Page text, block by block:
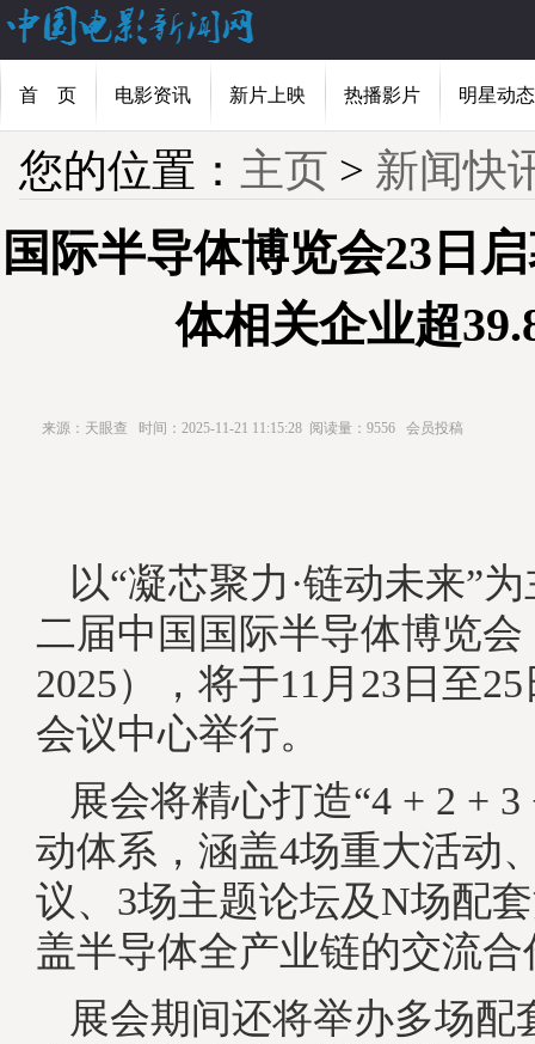
首 页 电影资讯 新片上映 热播影片 明星动态
您的位置： 主页 > 新闻快
国际半导体博览会23日
体相关企业超
来源：天眼查 时间：2025-11-21 11:15:28 阅读量：9556 会员投稿
以“凝芯聚力·链动未来”
二届中国国际半导体博览会
2025），将于11月23日至
会议中心举行。
展会将精心打造“4 + 2 +
动体系，涵盖4场重大活动
议、3场主题论坛及N场配
盖半导体全产业链的交流
展会期间还将举办多场配